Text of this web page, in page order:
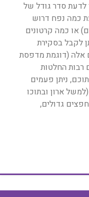
לדעת סדר גודל של
כמה נפח דרוש
או כמה קרטונים
לקבל בסקירת
אלה (דוגמת מדפסת
רבות החלטות
ניתן פעמים
ארון ובתוכו
גדולים,